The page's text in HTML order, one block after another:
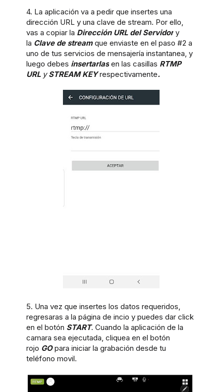
4. La aplicación va a pedir que insertes una
dirección URL y una clave de stream. Por ello,
vas a copiar la Dirección URL del Servidory
la Clave de streamque enviaste en el paso #2 a
uno de tus servicios de mensajería instantanea, y
luego debes insertarlasen las casillas RTMP
URL ySTREAM KEY respectivamente.
5. Una vez que insertes los datos requeridos,
regresaras a la página de incio y puedes dar click
en el botón START. Cuando la aplicación de la
camara sea ejecutada, cliquea en el botón
rojo GOpara iniciar la grabación desde tu
teléfono movil.